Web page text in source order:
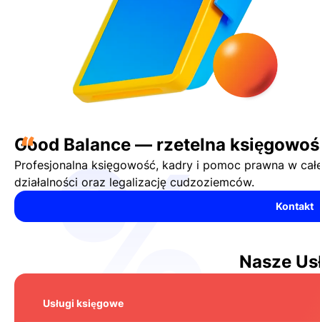
“
Good Balance — rzetelna
Profesjonalna księgowość, kadry i pomoc prawna w
działalności oraz legalizację cudzoziemców.
Kontakt
Nasze
Usługi księgowe